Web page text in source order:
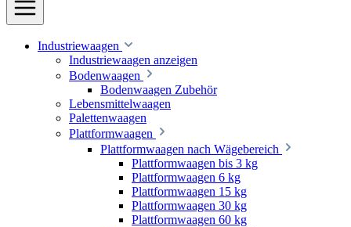
Industriewaagen
Industriewaagen anzeigen
Bodenwaagen
Bodenwaagen Zubehör
Lebensmittelwaagen
Palettenwaagen
Plattformwaagen
Plattformwaagen nach Wägebereich
Plattformwaagen bis 3 kg
Plattformwaagen 6 kg
Plattformwaagen 15 kg
Plattformwaagen 30 kg
Plattformwaagen 60 kg